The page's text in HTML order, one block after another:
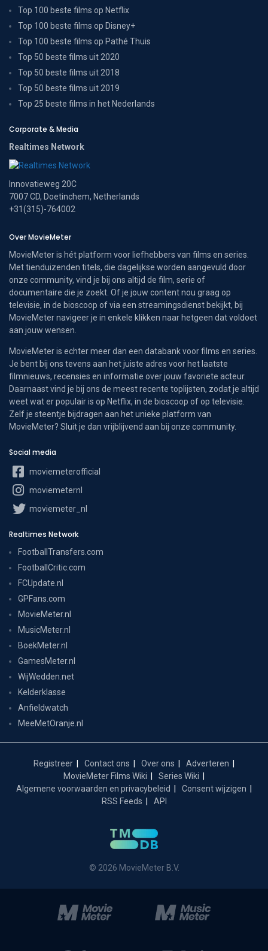
Top 100 beste films op Netflix
Top 100 beste films op Disney+
Top 100 beste films op Pathé Thuis
Top 50 beste films uit 2020
Top 50 beste films uit 2018
Top 50 beste films uit 2019
Top 25 beste films in het Nederlands
Corporate & Media
Realtimes Network
Innovatieweg 20C
7007 CD, Doetinchem, Netherlands
+31(315)-764002
Over MovieMeter
MovieMeter is hét platform voor liefhebbers van films en series.
Met tienduizenden titels, die dagelijkse worden aangevuld door
onze community, vind je bij ons altijd de film, serie of
documentaire die je zoekt. Of je jouw content nou graag op
televisie, in de bioscoop of via een streamingsdienst bekijkt, bij
MovieMeter navigeer je in enkele klikken naar hetgeen dat voldoet
aan jouw wensen.
MovieMeter is echter meer dan een databank voor films en series.
Je bent bij ons tevens aan het juiste adres voor het laatste
filmnieuws, recensies en informatie over jouw favoriete acteur.
Daarnaast vind je bij ons de meest recente toplijsten, zodat je altijd
weet wat er populair is op Netflix, in de bioscoop of op televisie.
Zelf je steentje bijdragen aan het unieke platform van
MovieMeter? Sluit je dan vrijblijvend aan bij onze community.
Social media
moviemeterofficial
moviemeternl
moviemeter_nl
Realtimes Network
FootballTransfers.com
FootballCritic.com
FCUpdate.nl
GPFans.com
MovieMeter.nl
MusicMeter.nl
BoekMeter.nl
GamesMeter.nl
WijWedden.net
Kelderklasse
Anfieldwatch
MeeMetOranje.nl
Registreer Contact ons Over ons
Adverteren
MovieMeter Films Wiki
Series Wiki
Algemene voorwaarden en privacybeleid
Consent wijzigen
RSS Feeds
API
© 2026 MovieMeter B.V.